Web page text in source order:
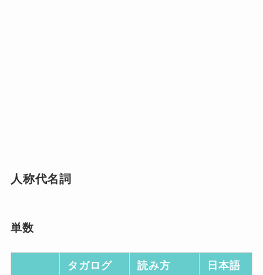
人称代名詞
単数
タガログ
読み方 日本語